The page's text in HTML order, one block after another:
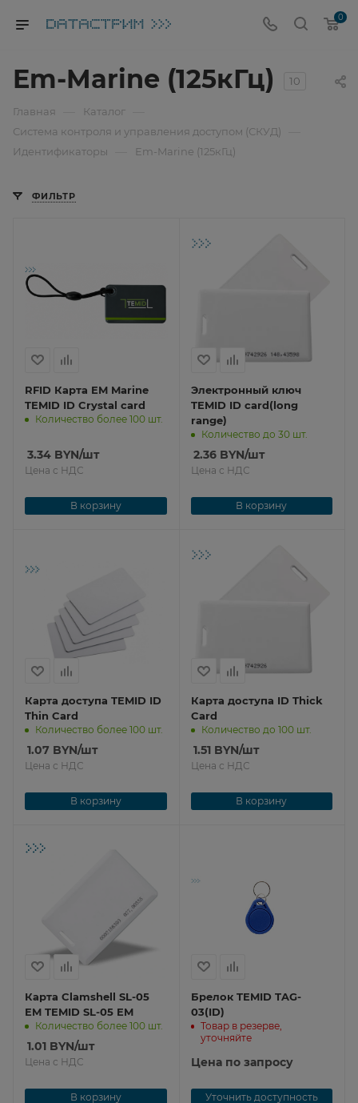
0
Em-Marine (125кГц) 10
Главная Каталог
Система контроля и управления доступом (СКУД)
Идентификаторы Em-Marine (125кГц)
ФИЛЬТР
RFID Карта EM Marine
TEMID ID Crystal card
Количество более 100 шт.
3.34 BYN/шт
Цена с НДС
В корзину
Электронный ключ
TEMID ID card(long
range)
Количество до 30 шт.
2.36BYN/шт
Цена с НДС
В корзину
Карта доступа TEMID ID
Thin Card
Количество более 100 шт.
1.07 BYN/шт
Цена с НДС
В корзину
Карта доступа ID Thick
Card
Количество до 100 шт.
1.51BYN/шт
Цена с НДС
В корзину
Карта Clamshell SL-05
EM TEMID SL-05 EM
Количество более 100 шт.
1.01 BYN/шт
Цена с НДС
В корзину
Брелок TEMID TAG-
03(ID)
Товар в резерве,
уточняйте
Цена по запросу
Уточнить доступность